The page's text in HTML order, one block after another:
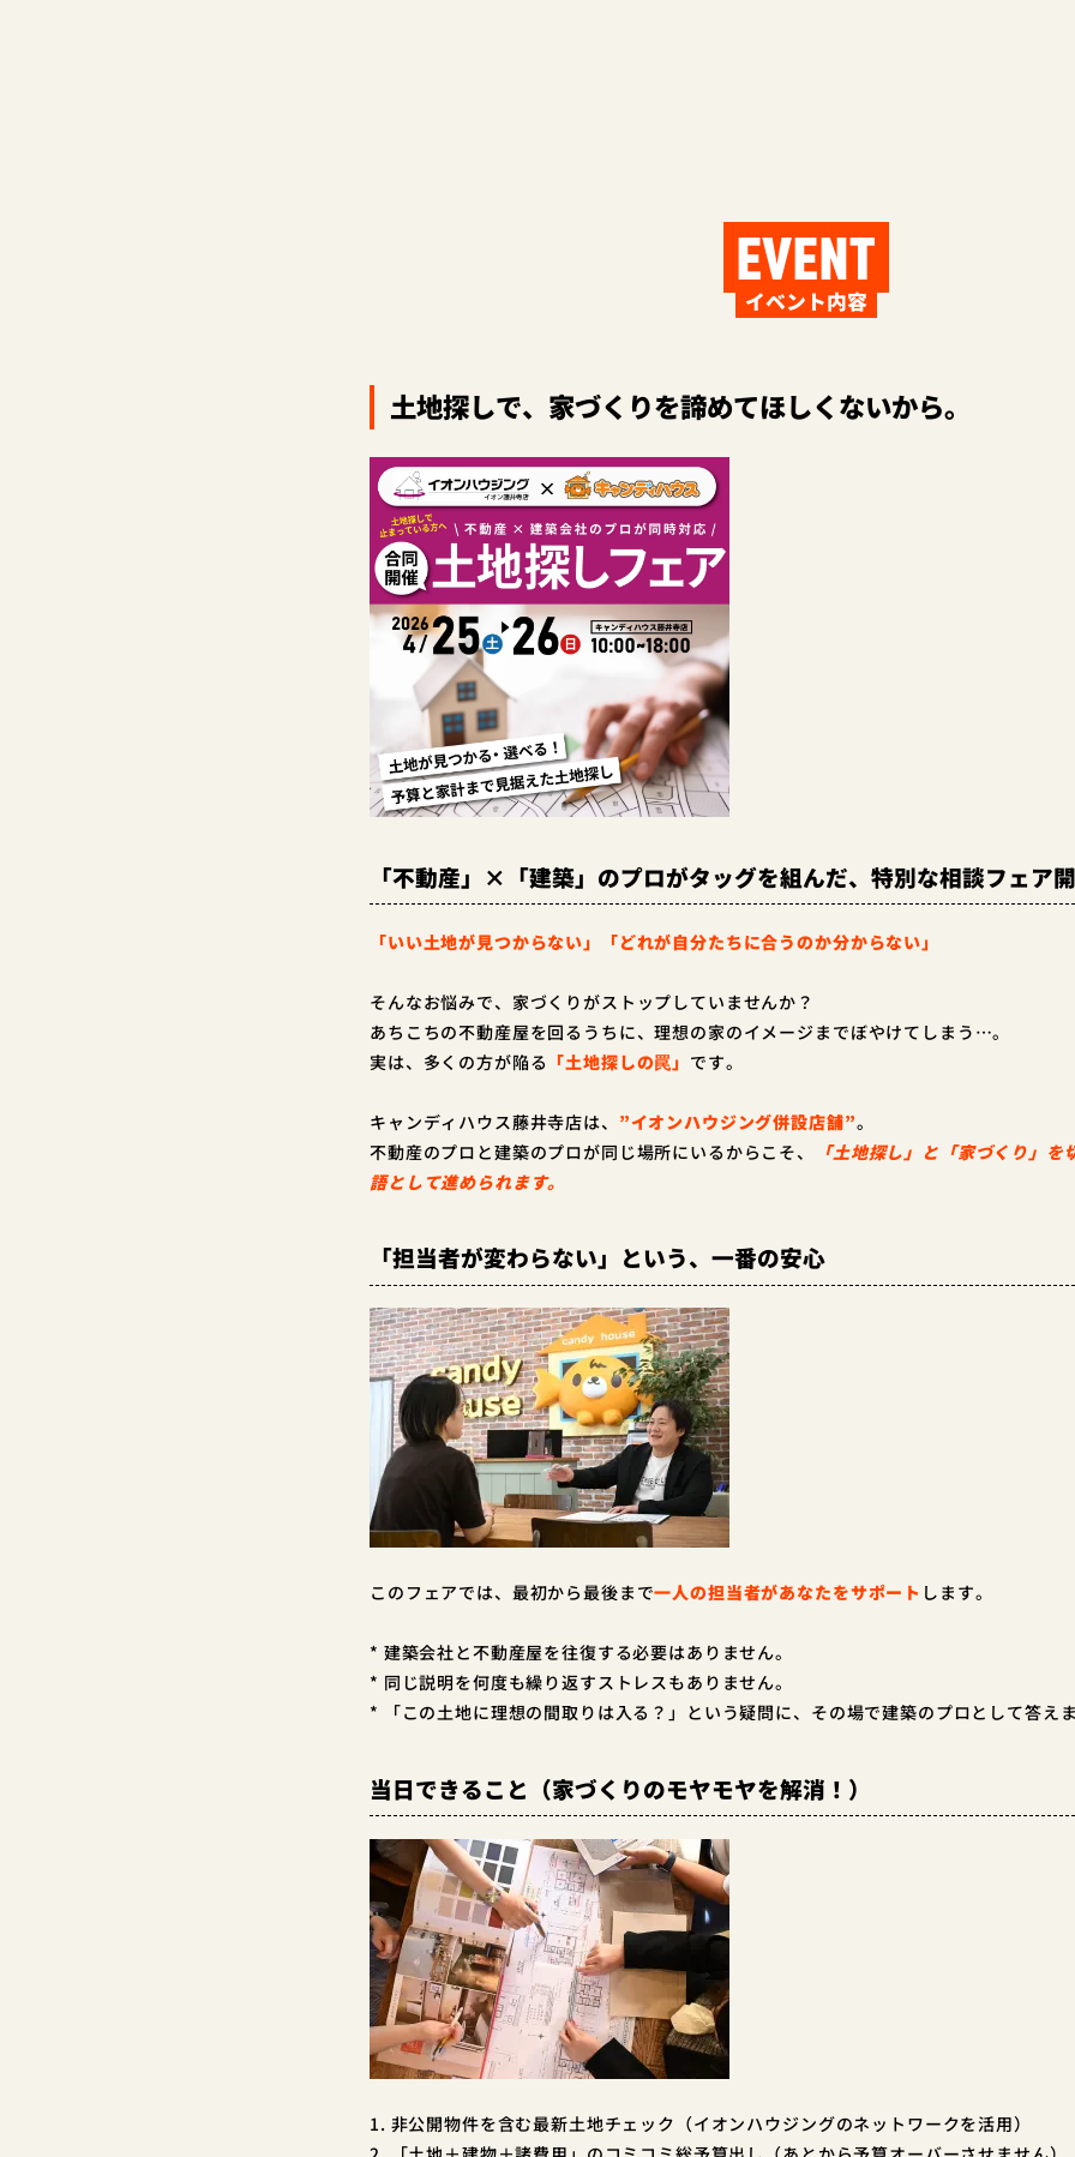
EVENT
イベント内容
土地探しで、家づくりを諦めてほしくないから。
「不動産」×「建築」のプロがタッグを組んだ、特別な相談フェア
「いい土地が見つからない」「どれが自分たちに合うのか分からない」
そんなお悩みで、家づくりがストップしていませんか？
あちこちの不動産屋を回るうちに、理想の家のイメージまでぼやけてしまう…。
実は、多くの方が陥る 「土地探しの罠」 です。
キャンディハウス藤井寺店は、 ”イオンハウジング併設店舗”。
不動産のプロと建築のプロが同じ場所にいるからこそ、
「土地探し」と「家づくり」
語として進められます。
「担当者が変わらない」という、一番の安心
このフェアでは、最初から最後まで一人の担当者があなたをサポート します。
* 建築会社と不動産屋を往復する必要はありません。
* 同じ説明を何度も繰り返すストレスもありません。
* 「この土地に理想の間取りは入る？」という疑問に、その場で建築のプロとして答え
当日できること（家づくりのモヤモヤを解消！）
1. 非公開物件を含む最新土地チェック（イオンハウジングのネットワークを活用）